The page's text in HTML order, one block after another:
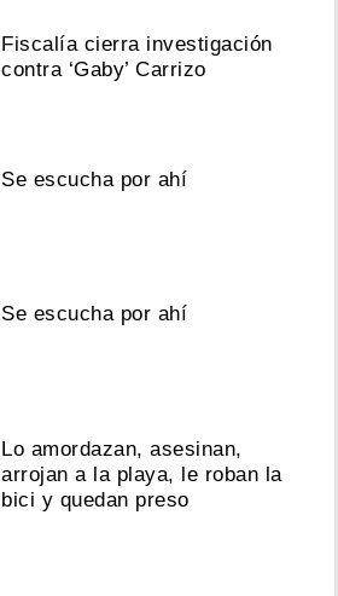
Fiscalía cierra investigación
contra ‘Gaby’ Carrizo
Se escucha por ahí
Se escucha por ahí
Lo amordazan, asesinan,
arrojan a la playa, le roban la
bici y quedan preso